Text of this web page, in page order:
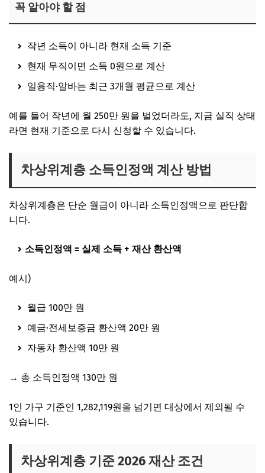
꼭 알아야 할 점
작년 소득이 아니라 현재 소득 기준
현재 무직이면 소득 0원으로 계산
일용직·알바는 최근 3개월 평균으로 계산
예를 들어 작년에 월 250만 원을 벌었더라도, 지금 실직 상태
라면 현재 기준으로 다시 신청할 수 있습니다.
차상위계층 소득인정액 계산 방법
차상위계층은 단순 월급이 아니라 소득인정액으로 판단합
니다.
소득인정액 = 실제 소득 + 재산 환산액
예시)
월급 100만 원
예금·전세보증금 환산액 20만 원
자동차 환산액 10만 원
→ 총 소득인정액 130만 원
1인 가구 기준인 1,282,119원을 넘기면 대상에서 제외될 수
있습니다.
차상위계층 기준 2026 재산 조건